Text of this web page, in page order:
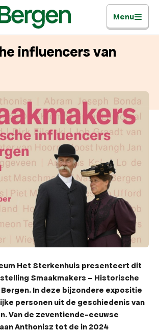
Menu
influencers van
Het Sterkenhuis presenteert dit
Smaakmakers – Historische
In deze bijzondere expositie
personen uit de geschiedenis van
Van de zeventiende-eeuwse
Anthonisz tot de in 2024